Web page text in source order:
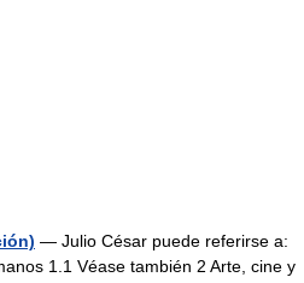
— Julio César puede referirse a:
1.1 Véase también 2 Arte, cine y